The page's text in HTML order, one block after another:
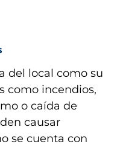
del local como su
como incendios,
o caída de
causar
se cuenta con